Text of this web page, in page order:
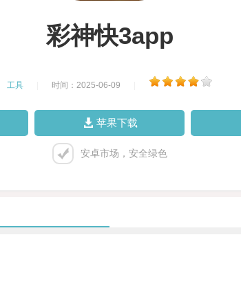
彩神快3app
工具 时间：2025-06-09
苹果下载
安卓市场，安全绿色